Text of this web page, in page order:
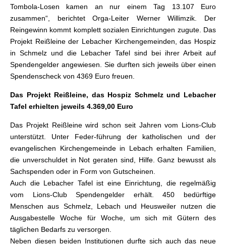
Tombola-Losen kamen an nur einem Tag 13.107 Euro
zusammen“, berichtet Orga-Leiter Werner Willimzik. Der
Reingewinn kommt komplett sozialen Einrichtungen zugute. Das
Projekt Reißleine der Lebacher Kirchengemeinden, das Hospiz
in Schmelz und die Lebacher Tafel sind bei ihrer Arbeit auf
Spendengelder angewiesen. Sie durften sich jeweils über einen
Spendenscheck von 4369 Euro freuen.
Das Projekt Reißleine, das Hospiz Schmelz und Lebacher
Tafel erhielten jeweils 4.369,00 Euro
Das Projekt Reißleine wird schon seit Jahren vom Lions-Club
unterstützt. Unter Feder-führung der katholischen und der
evangelischen Kirchengemeinde in Lebach erhalten Familien,
die unverschuldet in Not geraten sind, Hilfe. Ganz bewusst als
Sachspenden oder in Form von Gutscheinen.
Auch die Lebacher Tafel ist eine Einrichtung, die regelmäßig
vom Lions-Club Spendengelder erhält. 450 bedürftige
Menschen aus Schmelz, Lebach und Heusweiler nutzen die
Ausgabestelle Woche für Woche, um sich mit Gütern des
täglichen Bedarfs zu versorgen.
Neben diesen beiden Institutionen durfte sich auch das neue